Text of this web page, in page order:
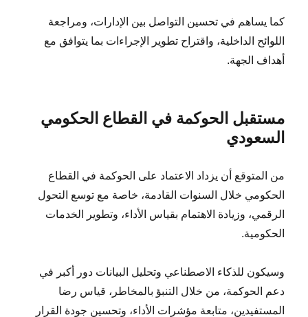
كما يساهم في تحسين التواصل بين الإدارات، ومراجعة
اللوائح الداخلية، واقتراح تطوير الإجراءات بما يتوافق مع
أهداف الجهة.
مستقبل الحوكمة في القطاع الحكومي
السعودي
من المتوقع أن يزداد الاعتماد على الحوكمة في القطاع
الحكومي خلال السنوات القادمة، خاصة مع توسع التحول
الرقمي، وزيادة الاهتمام بقياس الأداء، وتطوير الخدمات
الحكومية.
وسيكون للذكاء الاصطناعي وتحليل البيانات دور أكبر في
دعم الحوكمة، من خلال التنبؤ بالمخاطر، قياس رضا
المستفيدين، متابعة مؤشرات الأداء، وتحسين جودة القرار